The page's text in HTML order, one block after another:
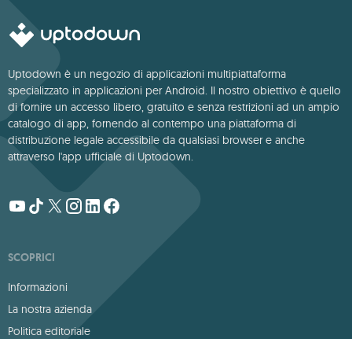
Uptodown è un negozio di applicazioni multipiattaforma
specializzato in applicazioni per Android. Il nostro obiettivo è quello
di fornire un accesso libero, gratuito e senza restrizioni ad un ampio
catalogo di app, fornendo al contempo una piattaforma di
distribuzione legale accessibile da qualsiasi browser e anche
attraverso l'app ufficiale di Uptodown.
SCOPRICI
Informazioni
La nostra azienda
Politica editoriale